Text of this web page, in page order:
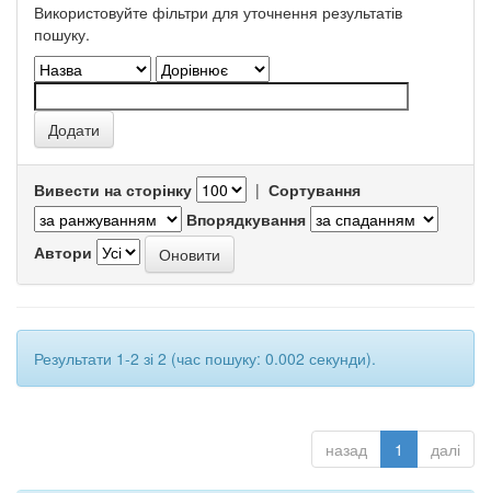
Використовуйте фільтри для уточнення результатів
пошуку.
Вивести на сторінку | Сортування
Впорядкування
Автори
Результати 1-2 зі 2 (час пошуку: 0.002 секунди).
назад 1 далі